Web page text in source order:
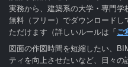
実務から、建築系の大学・専門
無料（フリー）でダウンロード
ただけます（詳しいルールは「ご
図面の作図時間を短縮したい、
ティを向上させたいなど、日々の